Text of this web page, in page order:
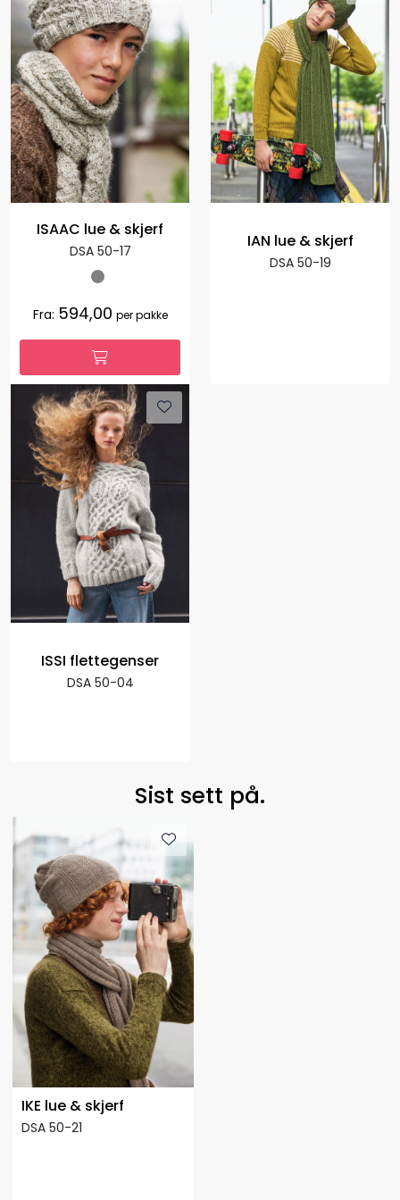
ISAAC lue & skjerf
DSA 50-17
Fra: 594,00 per pakke
IAN lue & skjerf
DSA 50-19
ISSI flettegenser
DSA 50-04
Sist sett på.
IKE lue & skjerf
DSA 50-21